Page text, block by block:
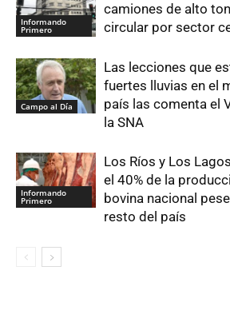
Informando
Primero
camiones de alto
circular por sector
Campo al Día
Las lecciones que
fuertes lluvias en el
país las comenta el
la SNA
Informando
Primero
Los Ríos y Los
el 40% de la
bovina nacional
resto del país